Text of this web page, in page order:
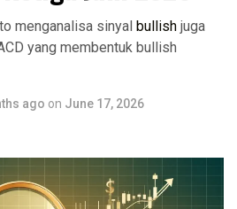
menganalisa sinyal bullish juga
yang membentuk bullish
ago on June 17, 2026